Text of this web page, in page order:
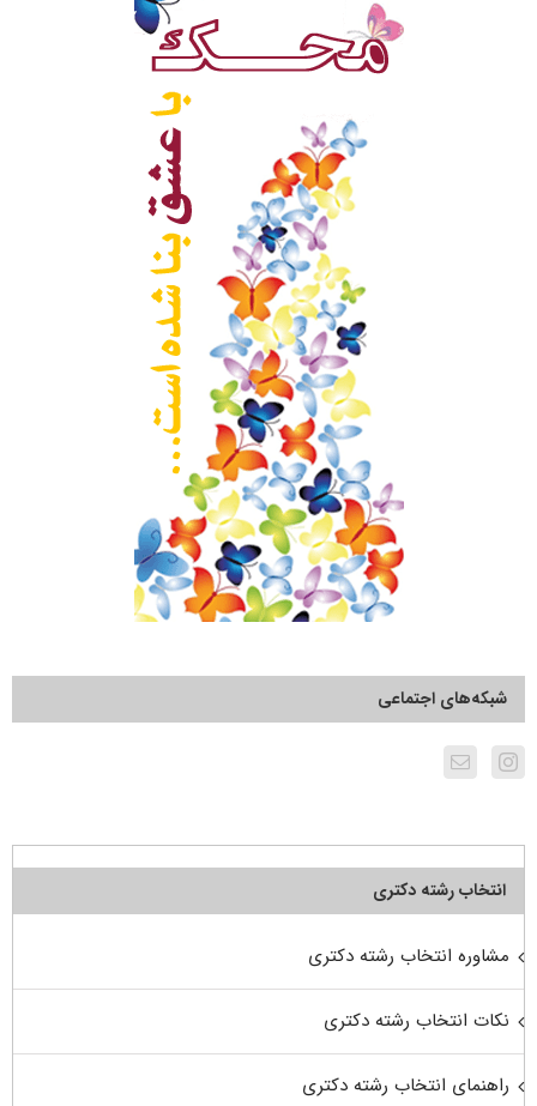
شبکه‌های اجتماعی
انتخاب رشته دکتری
مشاوره انتخاب رشته دکتری
نکات انتخاب رشته دکتری
راهنمای انتخاب رشته دکتری